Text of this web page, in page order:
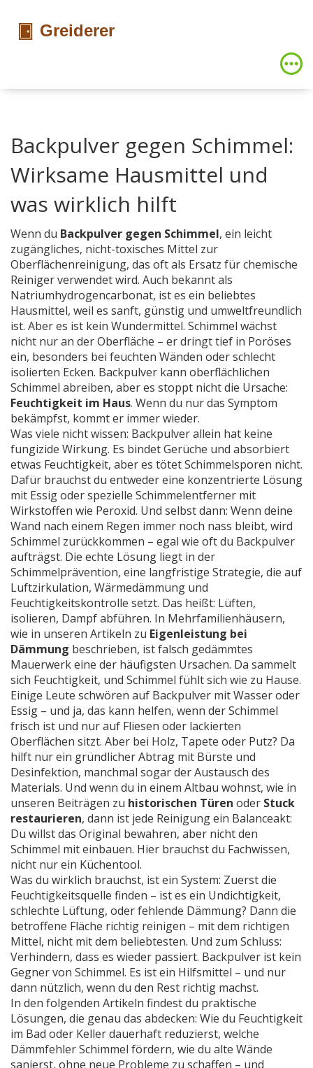
Backpulver gegen Schimmel:
Wirksame Hausmittel und
was wirklich hilft
Wenn du Backpulver gegen Schimmel, ein leicht
zugängliches, nicht-toxisches Mittel zur
Oberflächenreinigung, das oft als Ersatz für chemische
Reiniger verwendet wird. Auch bekannt als
Natriumhydrogencarbonat, ist es ein beliebtes
Hausmittel, weil es sanft, günstig und umweltfreundlich
ist. Aber es ist kein Wundermittel. Schimmel wächst
nicht nur an der Oberfläche – er dringt tief in Poröses
ein, besonders bei feuchten Wänden oder schlecht
isolierten Ecken. Backpulver kann oberflächlichen
Schimmel abreiben, aber es stoppt nicht die Ursache:
Feuchtigkeit im Haus. Wenn du nur das Symptom
bekämpfst, kommt er immer wieder.
Was viele nicht wissen: Backpulver allein hat keine
fungizide Wirkung. Es bindet Gerüche und absorbiert
etwas Feuchtigkeit, aber es tötet Schimmelsporen nicht.
Dafür brauchst du entweder eine konzentrierte Lösung
mit Essig oder spezielle Schimmelentferner mit
Wirkstoffen wie Peroxid. Und selbst dann: Wenn deine
Wand nach einem Regen immer noch nass bleibt, wird
Schimmel zurückkommen – egal wie oft du Backpulver
aufträgst. Die echte Lösung liegt in der
Schimmelprävention, eine langfristige Strategie, die auf
Luftzirkulation, Wärmedämmung und
Feuchtigkeitskontrolle setzt. Das heißt: Lüften,
isolieren, Dampf abführen. In Mehrfamilienhäusern,
wie in unseren Artikeln zu Eigenleistung bei
Dämmung beschrieben, ist falsch gedämmtes
Mauerwerk eine der häufigsten Ursachen. Da sammelt
sich Feuchtigkeit, und Schimmel fühlt sich wie zu Hause.
Einige Leute schwören auf Backpulver mit Wasser oder
Essig – und ja, das kann helfen, wenn der Schimmel
frisch ist und nur auf Fliesen oder lackierten
Oberflächen sitzt. Aber bei Holz, Tapete oder Putz? Da
hilft nur ein gründlicher Abtrag mit Bürste und
Desinfektion, manchmal sogar der Austausch des
Materials. Und wenn du in einem Altbau wohnst, wie in
unseren Beiträgen zu historischen Türen oder Stuck
restaurieren, dann ist jede Reinigung ein Balanceakt:
Du willst das Original bewahren, aber nicht den
Schimmel mit einbauen. Hier brauchst du Fachwissen,
nicht nur ein Küchentool.
Was du wirklich brauchst, ist ein System: Zuerst die
Feuchtigkeitsquelle finden – ist es ein Undichtigkeit,
schlechte Lüftung, oder fehlende Dämmung? Dann die
betroffene Fläche richtig reinigen – mit dem richtigen
Mittel, nicht mit dem beliebtesten. Und zum Schluss:
Verhindern, dass es wieder passiert. Backpulver ist kein
Gegner von Schimmel. Es ist ein Hilfsmittel – und nur
dann nützlich, wenn du den Rest richtig machst.
In den folgenden Artikeln findest du praktische
Lösungen, die genau das abdecken: Wie du Feuchtigkeit
im Bad oder Keller dauerhaft reduzierst, welche
Dämmfehler Schimmel fördern, wie du alte Wände
sanierst, ohne neue Probleme zu schaffen – und